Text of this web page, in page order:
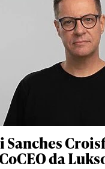
Sanches
da